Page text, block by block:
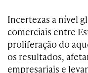
Incertezas a nível
comerciais entre
proliferação do
os resultados,
empresariais e